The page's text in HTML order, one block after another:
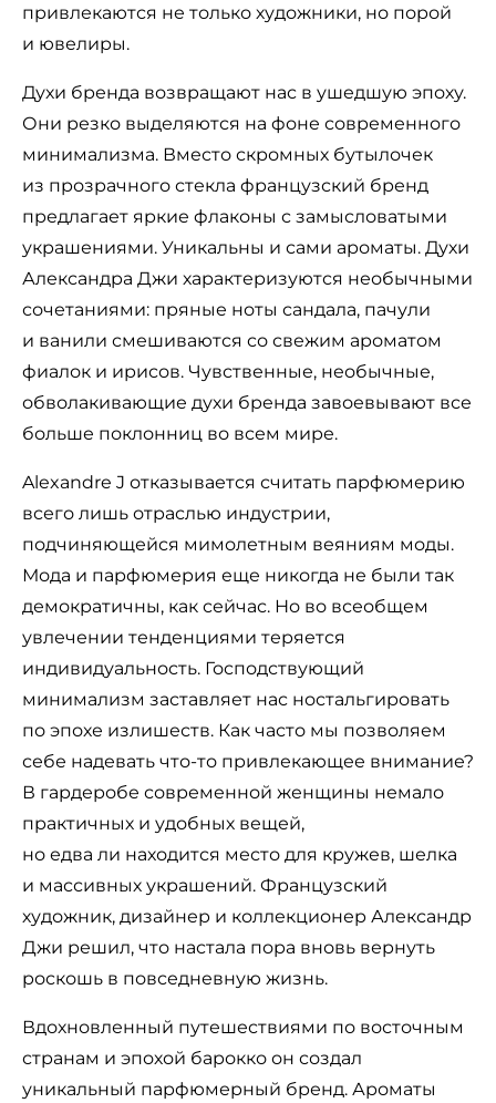
привлекаются не только художники, но порой
и ювелиры.
Духи бренда возвращают нас в ушедшую эпоху.
Они резко выделяются на фоне современного
минимализма. Вместо скромных бутылочек
из прозрачного стекла французский бренд
предлагает яркие флаконы с замысловатыми
украшениями. Уникальны и сами ароматы. Духи
Александра Джи характеризуются необычными
сочетаниями: пряные ноты сандала, пачули
и ванили смешиваются со свежим ароматом
фиалок и ирисов. Чувственные, необычные,
обволакивающие духи бренда завоевывают все
больше поклонниц во всем мире.
Alexandre J отказывается считать парфюмерию
всего лишь отраслью индустрии,
подчиняющейся мимолетным веяниям моды.
Мода и парфюмерия еще никогда не были так
демократичны, как сейчас. Но во всеобщем
увлечении тенденциями теряется
индивидуальность. Господствующий
минимализм заставляет нас ностальгировать
по эпохе излишеств. Как часто мы позволяем
себе надевать что-то привлекающее внимание?
В гардеробе современной женщины немало
практичных и удобных вещей,
но едва ли находится место для кружев, шелка
и массивных украшений. Французский
художник, дизайнер и коллекционер Александр
Джи решил, что настала пора вновь вернуть
роскошь в повседневную жизнь.
Вдохновленный путешествиями по восточным
странам и эпохой барокко он создал
уникальный парфюмерный бренд. Ароматы